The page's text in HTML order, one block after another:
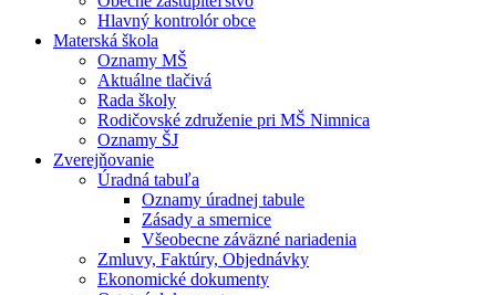
Hlavný kontrolór obce
Materská škola
Oznamy MŠ
Aktuálne tlačivá
Rada školy
Rodičovské združenie pri MŠ Nimnica
Oznamy ŠJ
Zverejňovanie
Úradná tabuľa
Oznamy úradnej tabule
Zásady a smernice
Všeobecne záväzné nariadenia
Zmluvy, Faktúry, Objednávky
Ekonomické dokumenty